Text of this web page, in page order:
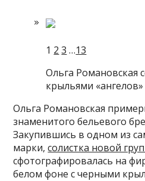
1 2 3 …13
Ольга Романовская
крыльями «ангелов»
Ольга Романовская
знаменитого бельевого
Закупившись в одном из
марки,солистка новой
сфотографировалась на
белом фоне с черными